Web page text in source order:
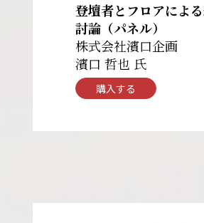
登壇者とフロアによ
討論（パネル）
株式会社濱口企画
濱口 哲也 氏
購入する